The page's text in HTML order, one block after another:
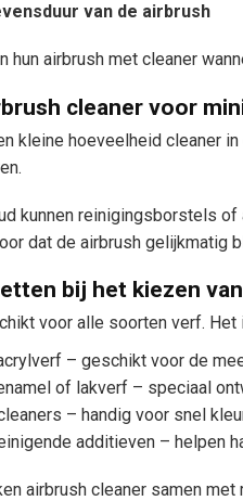
van de airbrush
hun airbrush met cleaner
cleaner voor
kleine hoeveelheid cleaner
kunnen reinigingsborstels
dat de airbrush gelijkmatig
bij het kiezen
voor alle soorten verf.
– geschikt voor de
of lakverf – speciaal
– handig voor snel
additieven – helpen
airbrush cleaner samen